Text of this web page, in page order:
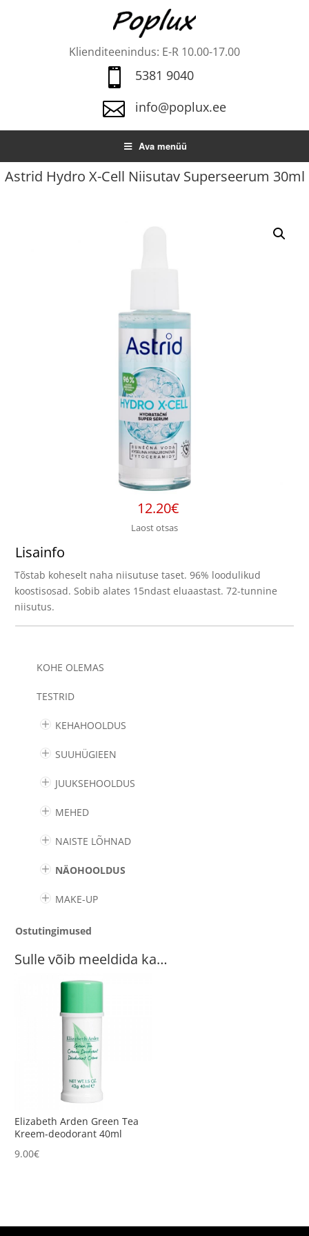
Klienditeenindus: E-R 10.00-17.00
 5381 9040
 info@poplux.ee
Ava menüü
Astrid Hydro X-Cell Niisutav Superseerum 30ml
12.20€
Laost otsas
Lisainfo
Tõstab koheselt naha niisutuse taset. 96% loodulikud
koostisosad. Sobib alates 15ndast eluaastast. 72-tunnine
niisutus.
KOHE OLEMAS
TESTRID
KEHAHOOLDUS
SUUHÜGIEEN
JUUKSEHOOLDUS
MEHED
NAISTE LÕHNAD
NÄOHOOLDUS
MAKE-UP
Ostutingimused
Sulle võib meeldida ka…
Elizabeth Arden Green Tea
Kreem-deodorant 40ml
9.00€